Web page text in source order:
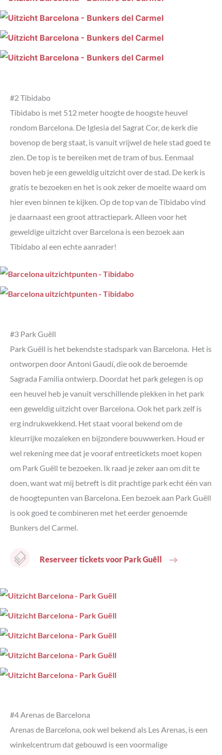
#2 Tibidabo
Tibidabo is met 512 meter hoogte de hoogste heuvel
rondom Barcelona. De Iglesia del Sagrat Cor, de kerk die
bovenop de berg staat, is vanuit vrijwel de hele stad goed te
zien. De top is te bereiken met de tram of bus. Eenmaal
boven heb je een geweldig uitzicht over de stad. De kerk is
gratis te bezoeken en het is ook zeker de moeite waard om
hier even binnen te kijken. Op de top van de Tibidabo vind
je daarnaast een groot attractiepark. Alleen voor het
geweldige uitzicht over Barcelona is een bezoek aan
Tibidabo al een echte aanrader!
#3 Park Guëll
Park Guëll is het bekendste stadspark van Barcelona. Het is
ontworpen door Antoni Gaudí, die ook de beroemde
Sagrada Familia ontwierp. Doordat het park gelegen is op
een heuvel heb je vanuit verschillende plekken in het park
een geweldig uitzicht over Barcelona. Ook het park zelf is
erg indrukwekkend. Het staat vooral bekend om de
kleurrijke mozaïeken en bijzondere bouwwerken. Houd er
wel rekening mee dat je vooraf entreetickets moet kopen
om Park Guëll te bezoeken. Ik raad je zeker aan om dit te
doen, want wat mij betreft is dit prachtige park echt één van
de hoogtepunten van Barcelona. Een bezoek aan Park Guëll
is ook goed te combineren met het eerder genoemde
Bunkers del Carmel.
Reserveer tickets voor Park Guëll
#4 Arenas de Barcelona
Arenas de Barcelona, ook wel bekend als Les Arenas, is een
winkelcentrum dat gebouwd is een voormalige